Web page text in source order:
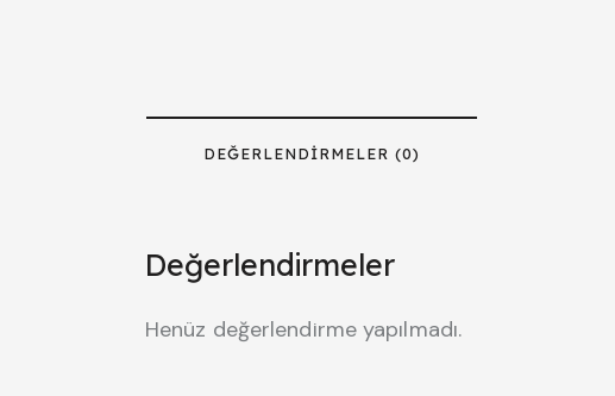
DEĞERLENDIRMELER (0)
Değerlendirmeler
Henüz değerlendirme yapılmadı.